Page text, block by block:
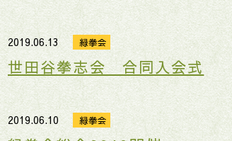
2019.06.13 緑拳会
世田谷拳志会 合同入会式
2019.06.10 緑拳会